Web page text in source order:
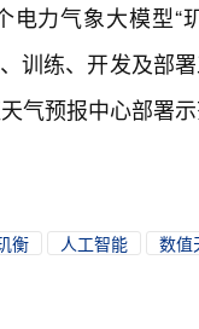
电力气象大模型
训练、开发及部
气预报中心部署
衡 人工智能 数值